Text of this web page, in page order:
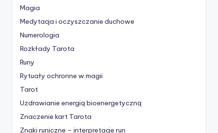
Magia
Medytacja i oczyszczanie duchowe
Numerologia
Rozkłady Tarota
Runy
Rytuały ochronne w magii
Tarot
Uzdrawianie energią bioenergetyczną
Znaczenie kart Tarota
Znaki runiczne – interpretacje run